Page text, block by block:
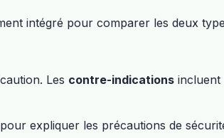
intégré pour comparer les deux
Les contre-indications incluent
expliquer les précautions de